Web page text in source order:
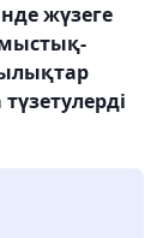
жүзеге